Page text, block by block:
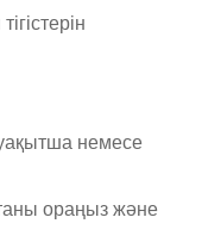
немесе
ораңыз және